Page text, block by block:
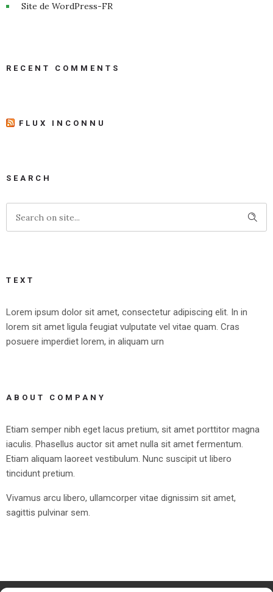
Site de WordPress-FR
RECENT COMMENTS
FLUX INCONNU
SEARCH
TEXT
Lorem ipsum dolor sit amet, consectetur adipiscing elit. In in
lorem sit amet ligula feugiat vulputate vel vitae quam. Cras
posuere imperdiet lorem, in aliquam urn
ABOUT COMPANY
Etiam semper nibh eget lacus pretium, sit amet porttitor magna
iaculis. Phasellus auctor sit amet nulla sit amet fermentum.
Etiam aliquam laoreet vestibulum. Nunc suscipit ut libero
tincidunt pretium.
Vivamus arcu libero, ullamcorper vitae dignissim sit amet,
sagittis pulvinar sem.